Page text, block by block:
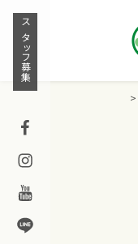
Skip
content
スタッフ募集
Facebook
Instagram
Youtube
Line